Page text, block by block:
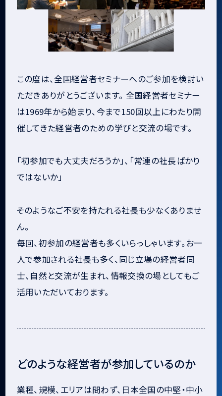
この度は、全国経営者セミナーへのご参加を検討い
ただきありがとうございます。 全国経営者セミナー
は1969年から始まり、今まで150回以上にわたり開
催してきた経営者のための学びと交流の場です。
「初参加でも大丈夫だろうか」、「常連の社長ばかり
ではないか」
そのようなご不安を持たれる社長も少なくありませ
ん。
毎回、初参加の経営者も多くいらっしゃいます。お一
人で参加される社長も多く、同じ立場の経営者同
士、自然と交流が生まれ、情報交換の場としてもご
活用いただいております。
どのような経営者が参加しているのか
業種、規模、エリアは問わず、日本全国の中堅・中小